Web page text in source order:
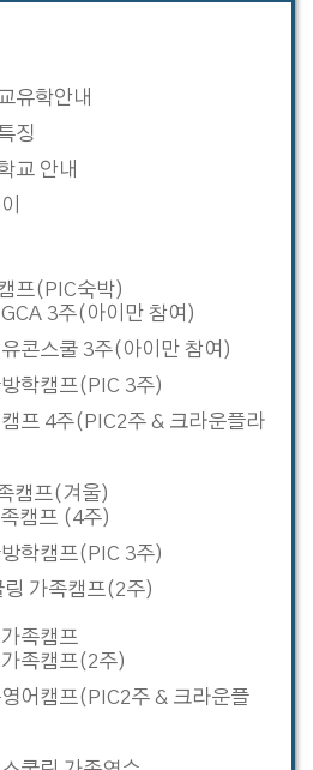
유학안내
징
교 안내
프(PIC숙박)
3주(아이만 참여)
콘스쿨 3주(아이만 참여)
학캠프(PIC 3주)
프 4주(PIC2주 & 크라운플라
캠프(겨울)
캠프 (4주)
학캠프(PIC 3주)
링 가족캠프(2주)
족캠프
족캠프(2주)
어캠프(PIC2주 & 크라운플